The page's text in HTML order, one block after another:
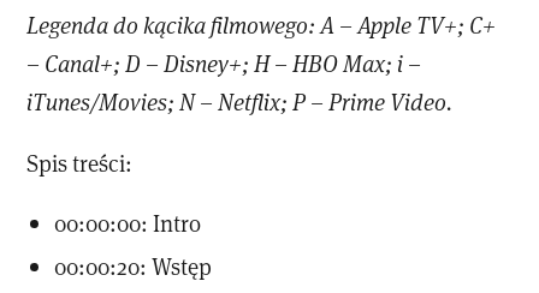
Legenda do kącika filmowego: A – Apple TV+; C+
– Canal+; D – Disney+; H – HBO Max; i –
iTunes/Movies; N – Netflix; P – Prime Video.
Spis treści:
00:00:00: Intro
00:00:20: Wstęp